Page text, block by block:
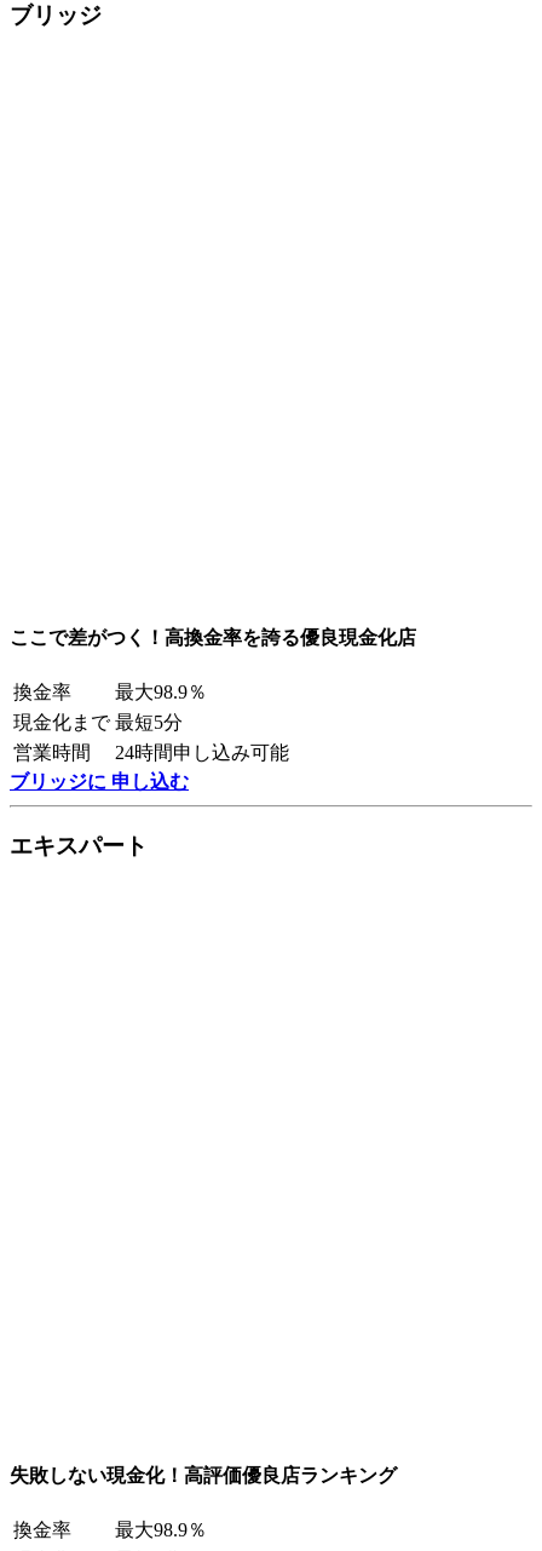
ブリッジ
ここで差がつく！高換金率を誇る優良現金化店
換金率
最大98.9％
現金化まで 最短5分
営業時間
24時間申し込み可能
ブリッジに 申し込む
エキスパート
失敗しない現金化！高評価優良店ランキング
換金率
最大98.9％